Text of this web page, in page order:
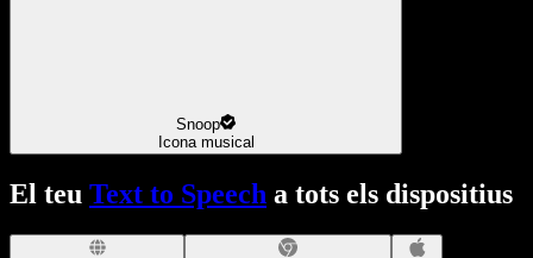
Snoop
Icona musical
El teu Text to Speech a tots els dispositius